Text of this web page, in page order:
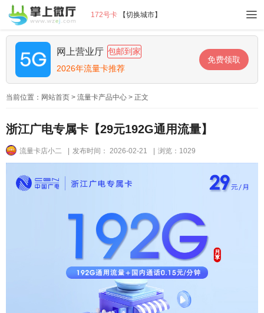
172号卡 【切换城市】
网上营业厅 包邮到家
2026年流量卡推荐
免费领取
当前位置： 网站首页 > 流量卡产品中心 > 正文
浙江广电专属卡【29元192G通用流量】
流量卡店小二 发布时间： 2026-02-21 浏览：1029